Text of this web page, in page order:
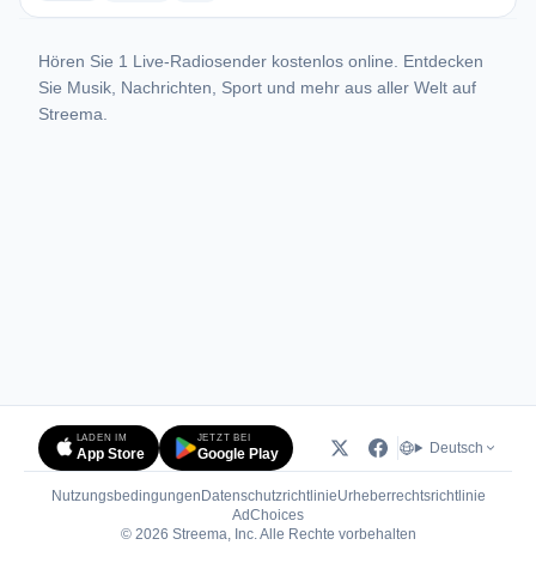
Hören Sie 1 Live-Radiosender kostenlos online. Entdecken
Sie Musik, Nachrichten, Sport und mehr aus aller Welt auf
Streema.
LADEN IM
App Store
JETZT BEI
Google Play Deutsch
Nutzungsbedingungen DatenschutzrichtlinieUrheberrechtsrichtlinie
AdChoices(öffnet in neuem Tab)
© 2026 Streema, Inc. Alle Rechte vorbehalten